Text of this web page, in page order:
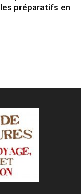
préparatifs en